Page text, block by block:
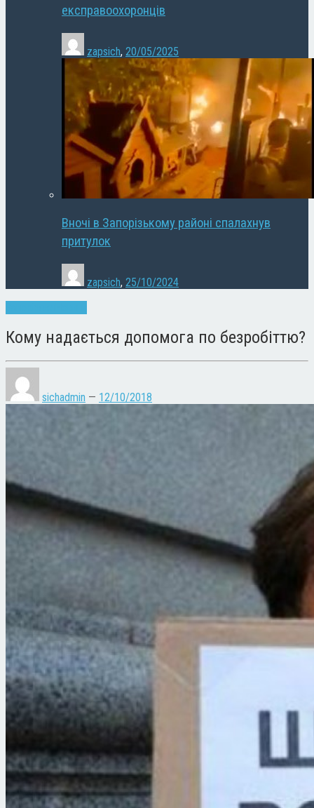
експравоохоронців
zapsich, 20/05/2025
Вночі в Запорізькому районі спалахнув
притулок
zapsich, 25/10/2024
Кому надається допомога по безробіттю?
sichadmin — 12/10/2018